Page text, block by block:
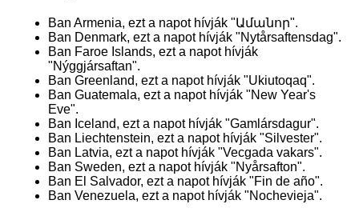
Ban Armenia, ezt a napot hívják "Ամանոր".
Ban Denmark, ezt a napot hívják "Nytårsaftensdag".
Ban Faroe Islands, ezt a napot hívják
"Nýggjársaftan".
Ban Greenland, ezt a napot hívják "Ukiutoqaq".
Ban Guatemala, ezt a napot hívják "New Year's
Eve".
Ban Iceland, ezt a napot hívják "Gamlársdagur".
Ban Liechtenstein, ezt a napot hívják "Silvester".
Ban Latvia, ezt a napot hívják "Vecgada vakars".
Ban Sweden, ezt a napot hívják "Nyårsafton".
Ban El Salvador, ezt a napot hívják "Fin de año".
Ban Venezuela, ezt a napot hívják "Nochevieja".